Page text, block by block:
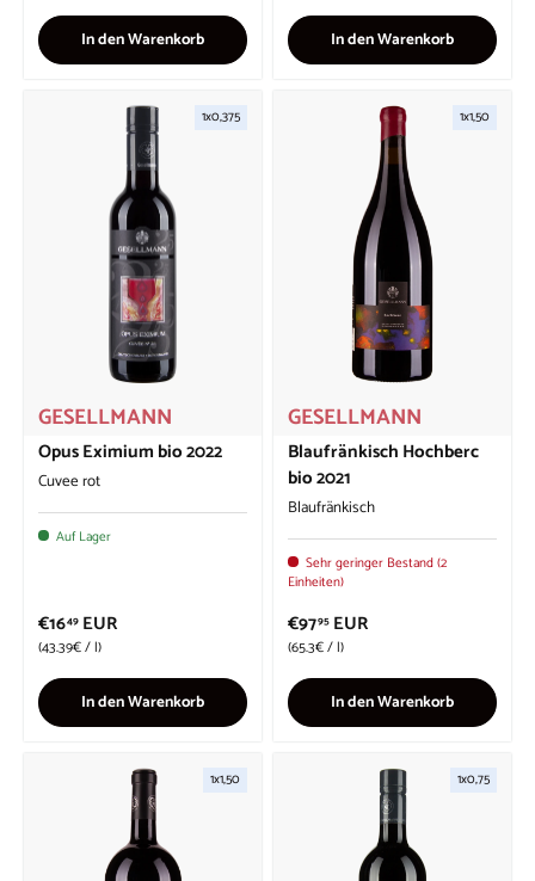
In den Warenkorb In den Warenkorb
1x0,375
GESELLMANN
Opus Eximium bio 2022
Cuvee rot
Auf Lager
€1649 EUR
Grundpreis
43.39€/l
In den Warenkorb
1x1,50
GESELLMANN
Blaufränkisch Hochberc
bio 2021
Blaufränkisch
Sehr geringer Bestand (2
Einheiten)
€9795 EUR
Grundpreis
65.3€/l
In den Warenkorb
1x1,50 1x0,75